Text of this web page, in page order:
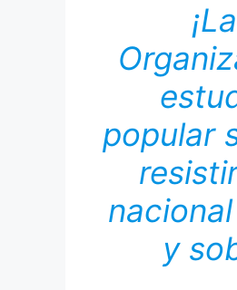
popular
y